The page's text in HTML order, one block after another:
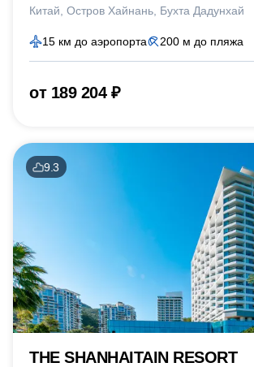
Китай Остров Хайнань Бухта Дадунхай
15 км до аэропорта 200 м до пляжа
от 189 204 ₽
9.3
THE SHANHAITAIN RESORT